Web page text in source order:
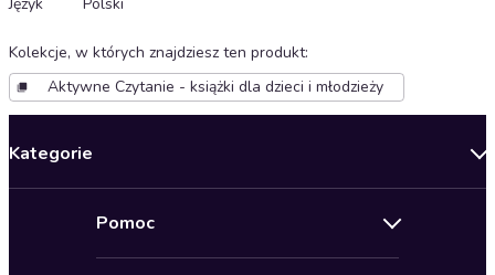
Kolekcje, w których znajdziesz ten produkt:
Aktywne Czytanie - książki dla dzieci i młodzieży
Kategorie
Pomoc